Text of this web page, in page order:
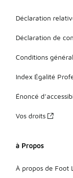
Déclaration
Déclaration de
Conditions
Index Égalité
Énoncé
Vos droits
à Propos
À propos de Foot